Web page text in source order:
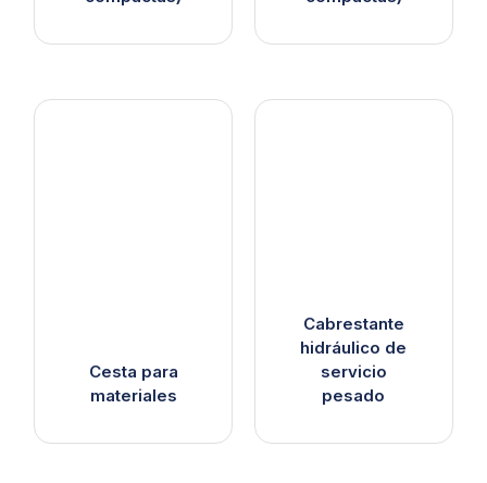
Cesta para
materiales
Cabrestante
hidráulico de
servicio
pesado